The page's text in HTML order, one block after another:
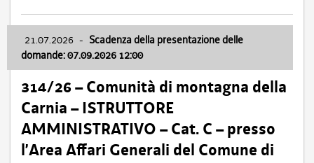
21.07.2026 - Scadenza della presentazione delle
domande: 07.09.2026 12:00
314/26 – Comunità di montagna della
Carnia – ISTRUTTORE
AMMINISTRATIVO – Cat. C – presso
l’Area Affari Generali del Comune di